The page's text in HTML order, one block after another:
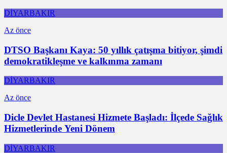
DİYARBAKIR
Az önce
DTSO Başkanı Kaya: 50 yıllık çatışma bitiyor, şimdi
demokratikleşme ve kalkınma zamanı
DİYARBAKIR
Az önce
Dicle Devlet Hastanesi Hizmete Başladı: İlçede Sağlık
Hizmetlerinde Yeni Dönem
DİYARBAKIR